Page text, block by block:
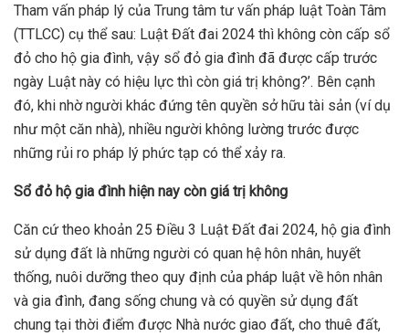
Tham vấn pháp lý của Trung tâm tư vấn pháp luật Toàn Tâm
(TTLCC) cụ thể sau: Luật Đất đai 2024 thì không còn cấp sổ
đỏ cho hộ gia đình, vậy sổ đỏ gia đình đã được cấp trước
ngày Luật này có hiệu lực thì còn giá trị không?’. Bên cạnh
đó, khi nhờ người khác đứng tên quyền sở hữu tài sản (ví dụ
như một căn nhà), nhiều người không lường trước được
những rủi ro pháp lý phức tạp có thể xảy ra.
Sổ đỏ hộ gia đình hiện nay còn giá trị không
Căn cứ theo khoản 25 Điều 3 Luật Đất đai 2024, hộ gia đình
sử dụng đất là những người có quan hệ hôn nhân, huyết
thống, nuôi dưỡng theo quy định của pháp luật về hôn nhân
và gia đình, đang sống chung và có quyền sử dụng đất
chung tại thời điểm được Nhà nước giao đất, cho thuê đất,